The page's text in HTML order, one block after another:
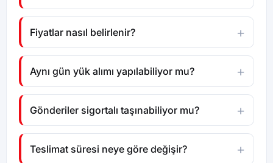
Fiyatlar nasıl belirlenir?
Aynı gün yük alımı yapılabiliyor mu?
Gönderiler sigortalı taşınabiliyor mu?
Teslimat süresi neye göre değişir?